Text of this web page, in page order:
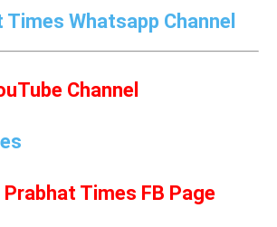
Whatsapp Channel
Channel
Times FB Page